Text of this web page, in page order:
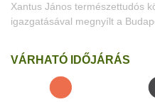
Xantus János természettudós
igazgatásával megnyílt a
VÁRHATÓ IDŐJÁRÁS